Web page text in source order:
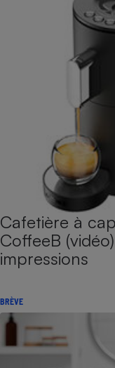
Cafetière à
CoffeeB
impressions
BRÈVE